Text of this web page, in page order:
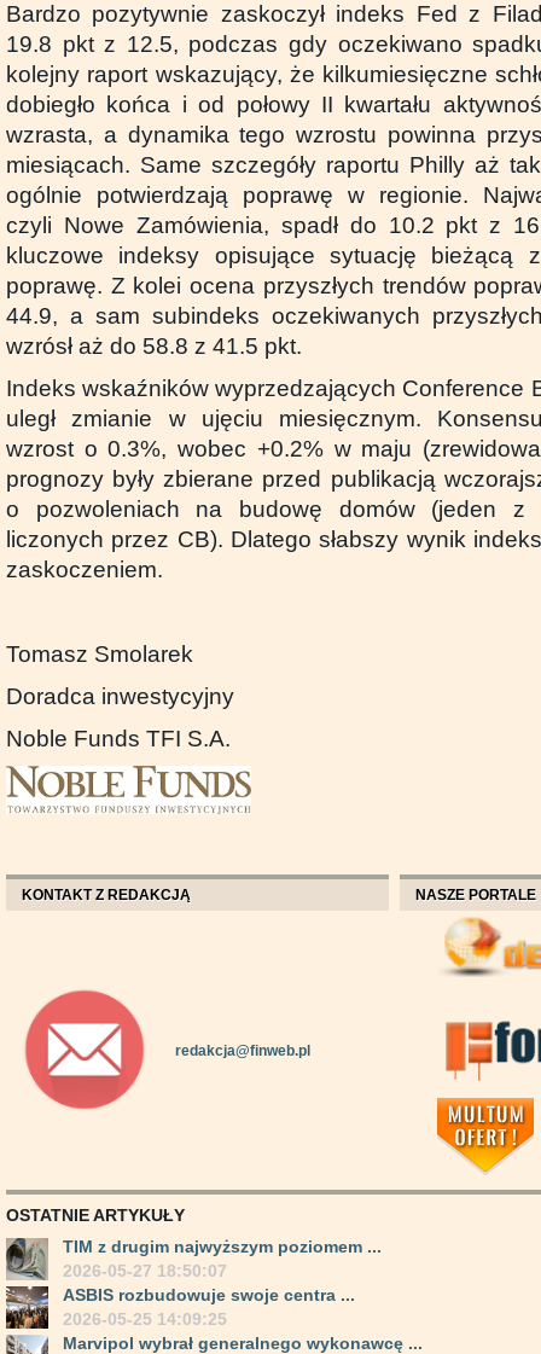
Bardzo pozytywnie zaskoczył indeks Fed z
19.8 pkt z 12.5, podczas gdy oczekiwano
kolejny raport wskazujący, że kilkumiesięczne
dobiegło końca i od połowy II kwartału
wzrasta, a dynamika tego wzrostu powinna
miesiącach. Same szczegóły raportu Philly aż
ogólnie potwierdzają poprawę w regionie.
czyli Nowe Zamówienia, spadł do 10.2 pkt z
kluczowe indeksy opisujące sytuację bieżącą
poprawę. Z kolei ocena przyszłych trendów
44.9, a sam subindeks oczekiwanych
wzrósł aż do 58.8 z 41.5 pkt.
Indeks wskaźników wyprzedzających Conference
uległ zmianie w ujęciu miesięcznym.
wzrost o 0.3%, wobec +0.2% w maju
prognozy były zbierane przed publikacją
o pozwoleniach na budowę domów (jeden z
liczonych przez CB). Dlatego słabszy wynik
zaskoczeniem.
Tomasz Smolarek
Doradca inwestycyjny
Noble Funds TFI S.A.
KONTAKT Z REDAKCJĄ
redakcja@finweb.pl
NASZE PORTALE
OSTATNIE ARTYKUŁY
TIM z drugim najwyższym poziomem ...
2026-05-27 18:50:07
ASBIS rozbudowuje swoje centra ...
2026-05-25 14:09:25
Marvipol wybrał generalnego wykonawcę ...